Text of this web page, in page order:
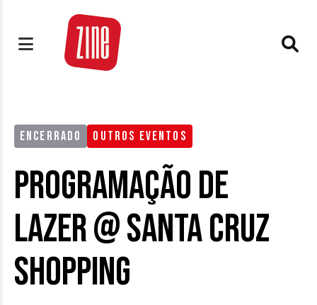
ENCERRADO OUTROS EVENTOS
Programação de
Lazer @ Santa Cruz
Shopping